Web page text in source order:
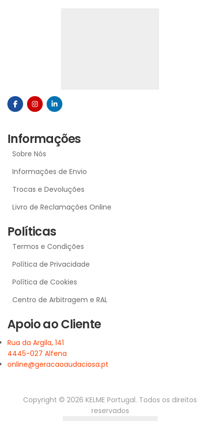
Informações
Sobre Nós
Informações de Envio
Trocas e Devoluções
Livro de Reclamações Online
Políticas
Termos e Condições
Política de Privacidade
Política de Cookies
Centro de Arbitragem e RAL
Apoio ao Cliente
Rua da Argila, 141
4445-027 Alfena
online@geracaoaudaciosa.pt
Copyright © 2026 KELME Portugal. Todos os direitos
reservados